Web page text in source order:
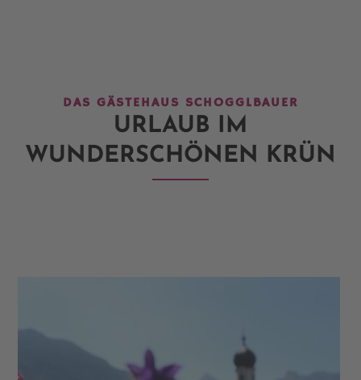
DAS GÄSTEHAUS SCHOGGLBAUER
URLAUB IM
WUNDERSCHÖNEN KRÜN